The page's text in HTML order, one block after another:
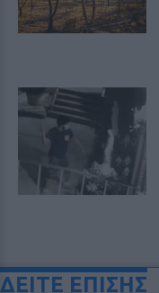
ΔΕΙΤΕ ΕΠΙΣΗΣ